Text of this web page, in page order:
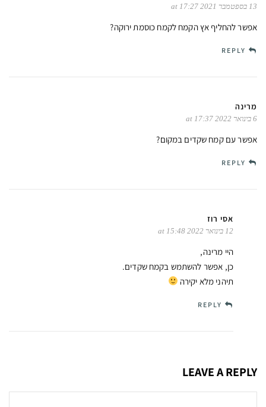
13 בספטמבר 2021 at 17:27
אפשר להחליף אץ הקמח לקמח כוסמת ירוקה?
REPLY
מרינה
6 בינואר 2022 at 17:37
אפשר עם קמח שקדים במקום?
REPLY
אסי רוז
12 בינואר 2022 at 15:48
היי מרינה,
כן, אפשר להשתמש בקמח שקדים.
תיהני מלא יקירה
REPLY
LEAVE A REPLY